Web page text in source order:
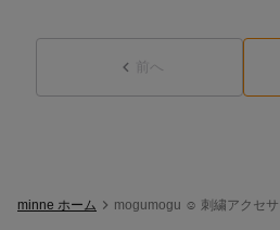
前へ
minne ホーム mogumogu ☺︎ 刺繍アクセ